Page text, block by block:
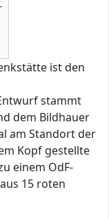
ist den
stammt
dem Bildhauer
am Standort der
Kopf gestellte
einem OdF-
15 roten